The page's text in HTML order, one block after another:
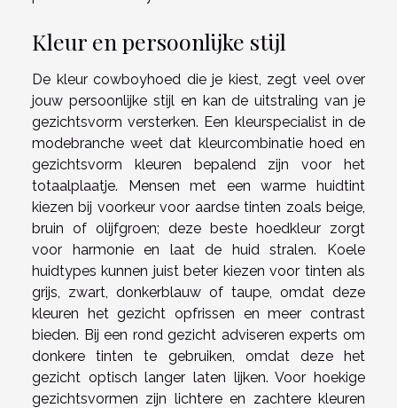
Kleur en persoonlijke stijl
De kleur cowboyhoed die je kiest, zegt veel over
jouw persoonlijke stijl en kan de uitstraling van je
gezichtsvorm versterken. Een kleurspecialist in de
modebranche weet dat kleurcombinatie hoed en
gezichtsvorm kleuren bepalend zijn voor het
totaalplaatje. Mensen met een warme huidtint
kiezen bij voorkeur voor aardse tinten zoals beige,
bruin of olijfgroen; deze beste hoedkleur zorgt
voor harmonie en laat de huid stralen. Koele
huidtypes kunnen juist beter kiezen voor tinten als
grijs, zwart, donkerblauw of taupe, omdat deze
kleuren het gezicht opfrissen en meer contrast
bieden. Bij een rond gezicht adviseren experts om
donkere tinten te gebruiken, omdat deze het
gezicht optisch langer laten lijken. Voor hoekige
gezichtsvormen zijn lichtere en zachtere kleuren